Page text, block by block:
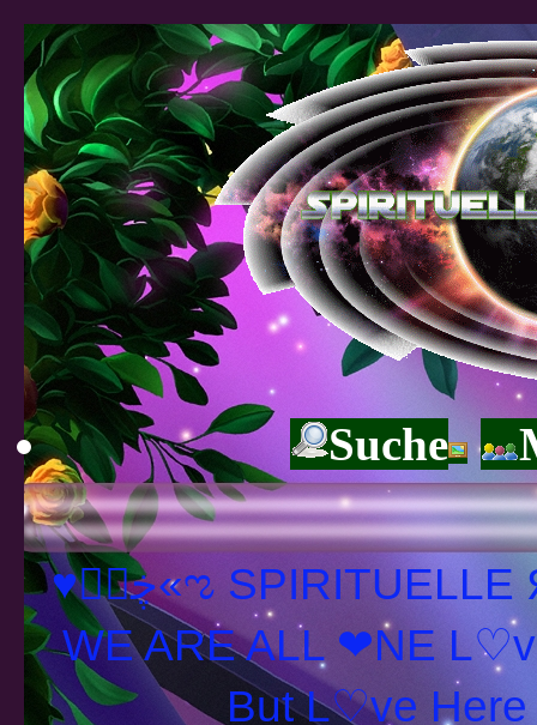
Suche
♥ڿڰۣ«ಌ SPIRITUELLE Я Ξ √ Ω L U T ↑ ☼ N - Forum -
WE ARE ALL ❤NE